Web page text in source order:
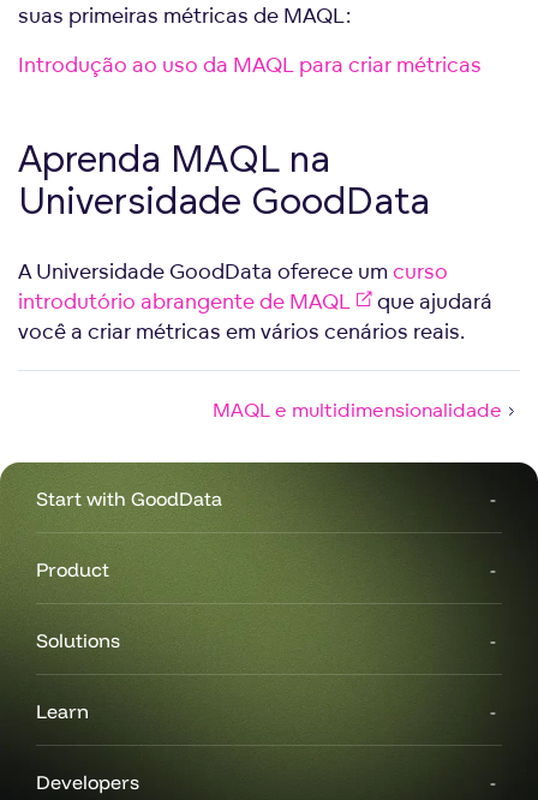
suas primeiras métricas de MAQL:
Introdução ao uso da MAQL para criar métricas
Aprenda MAQL na
Universidade GoodData
A Universidade GoodData oferece um curso
introdutório abrangente de MAQL
que ajudará
você a criar métricas em vários cenários reais.
MAQL e multidimensionalidade
Start with GoodData
Product
Solutions
Learn
Developers